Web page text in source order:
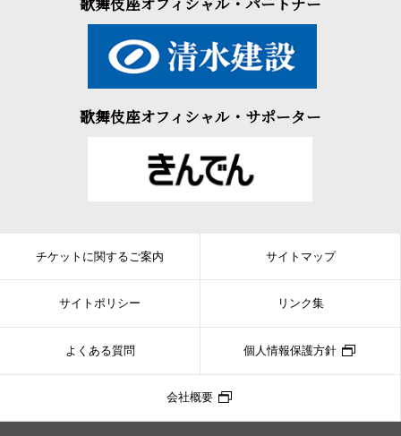
歌舞伎座オフィシャル・サポーター
チケットに関するご案内 サイトマップ
サイトポリシー リンク集
よくある質問 個人情報保護方針
会社概要